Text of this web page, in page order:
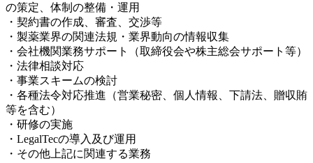
の策定、体制の整備・運用
・契約書の作成、審査、交渉等
・製薬業界の関連法規・業界動向の情報収集
・会社機関業務サポート（取締役会や株主総会サポート等）
・法律相談対応
・事業スキームの検討
・各種法令対応推進（営業秘密、個人情報、下請法、贈収賄
等を含む）
・研修の実施
・LegalTecの導入及び運用
・その他上記に関連する業務